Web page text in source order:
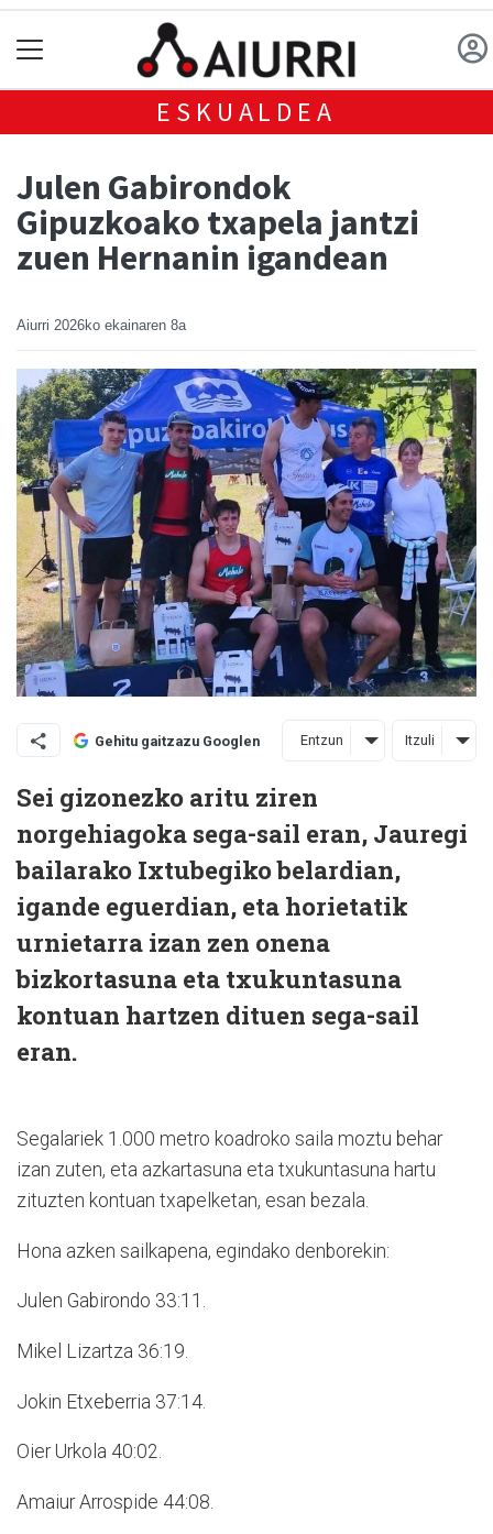
ESKUALDEA
Julen Gabirondok
Gipuzkoako txapela jantzi
zuen Hernanin igandean
Aiurri 2026ko ekainaren 8a
Gehitu gaitzazu Googlen Entzun Itzuli
Sei gizonezko aritu ziren
norgehiagoka sega-sail eran, Jauregi
bailarako Ixtubegiko belardian,
igande eguerdian, eta horietatik
urnietarra izan zen onena
bizkortasuna eta txukuntasuna
kontuan hartzen dituen sega-sail
eran.
Segalariek 1.000 metro koadroko saila moztu behar
izan zuten, eta azkartasuna eta txukuntasuna hartu
zituzten kontuan txapelketan, esan bezala.
Hona azken sailkapena, egindako denborekin:
Julen Gabirondo 33:11.
Mikel Lizartza 36:19.
Jokin Etxeberria 37:14.
Oier Urkola 40:02.
Amaiur Arrospide 44:08.